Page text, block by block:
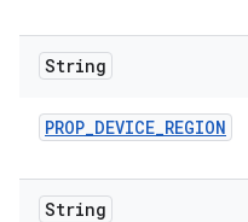
String
PROP_DEVICE_REGION
String